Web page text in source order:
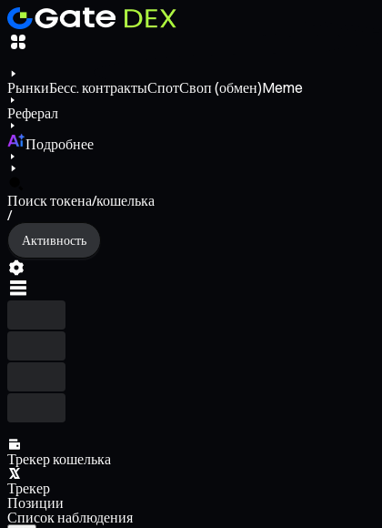
РынкиБесс. контрактыСпотСвоп (обмен)Meme
Реферал
Подробнее
Поиск токена/кошелька
/
Активность
Трекер кошелька
Трекер
Позиции
Список наблюдения